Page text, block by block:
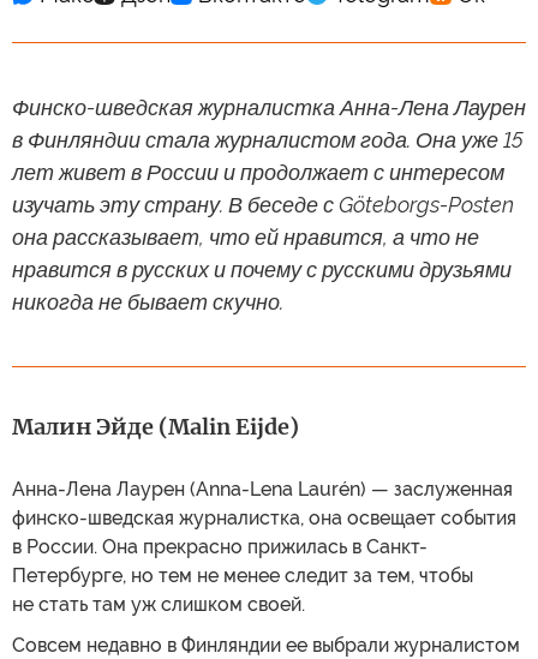
Финско-шведская журналистка Анна-Лена Лаурен
в Финляндии стала журналистом года. Она уже 15
лет живет в России и продолжает с интересом
изучать эту страну. В беседе с Göteborgs-Posten
она рассказывает, что ей нравится, а что не
нравится в русских и почему с русскими друзьями
никогда не бывает скучно.
Малин Эйде (Malin Eijde)
Анна-Лена Лаурен (Anna-Lena Laurén) — заслуженная
финско-шведская журналистка, она освещает события
в России. Она прекрасно прижилась в Санкт-
Петербурге, но тем не менее следит за тем, чтобы
не стать там уж слишком своей.
Совсем недавно в Финляндии ее выбрали журналистом